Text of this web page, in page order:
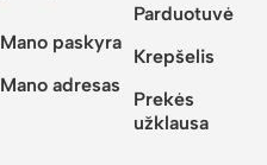
Mano paskyra
Mano adresas
Parduotuvė
Krepšelis
Prekės
užklausa